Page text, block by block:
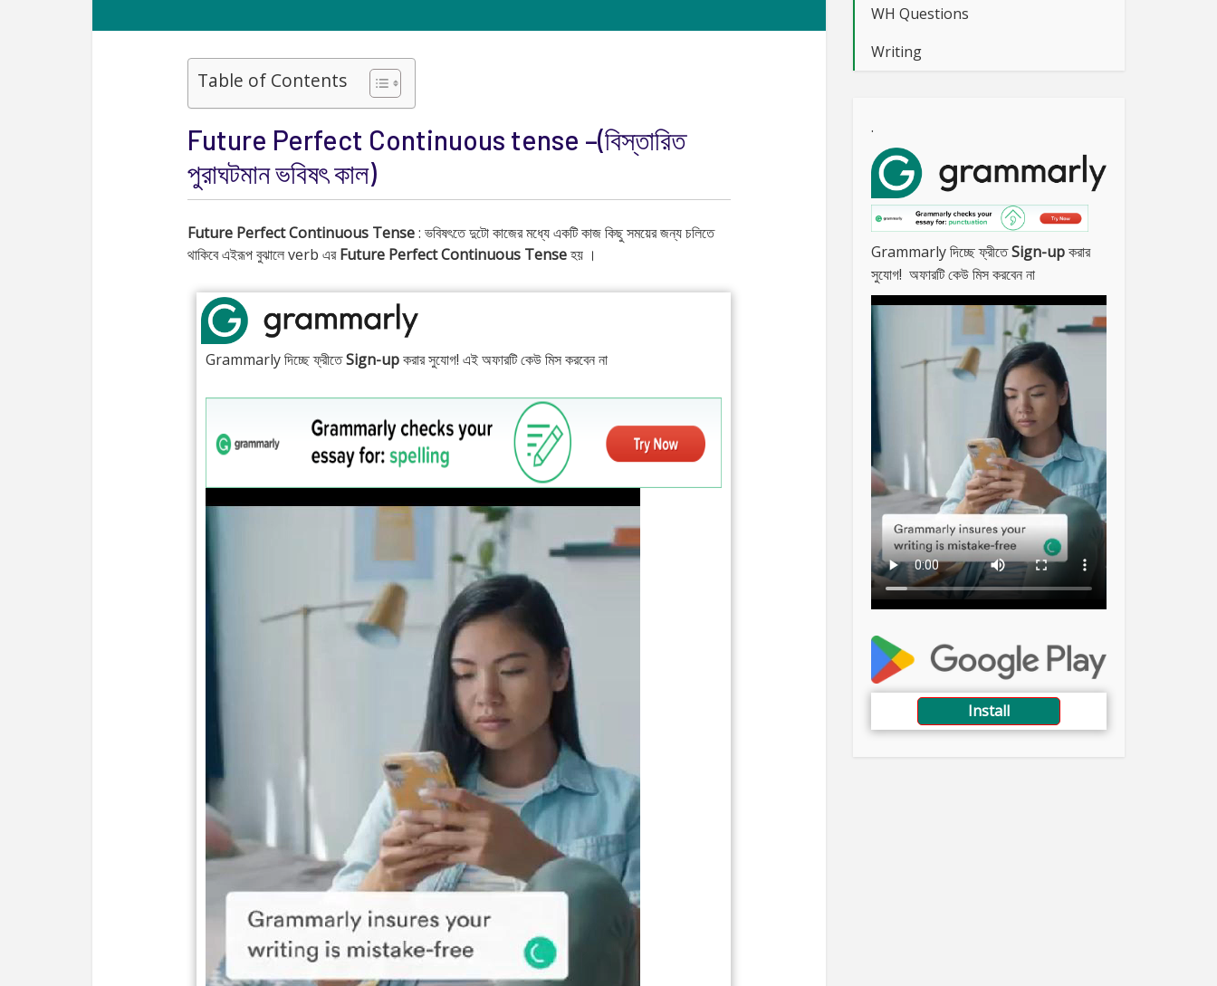
Table of Contents
Future Perfect Continuous tense –(বিস্তারিত
পুরাঘটমান ভবিষৎ কাল)
Future Perfect Continuous Tense: ভবিষৎতে দুটো কাজের মধ্যে একটি কাজ কিছু সময়ের জন্য চলিতে
থাকিবে এইরূপ বুঝালে verb এরFuture Perfect Continuous Tenseহয় ।
Grammarly দিচ্ছে ফ্রীতেSign-upকরার সুযোগ! এই অফারটি কেউ মিস করবেন না
WH Questions
Writing
.
Grammarly দিচ্ছে ফ্রীতেSign-upকরার
সুযোগ! অফারটি কেউ মিস করবেন না
Install